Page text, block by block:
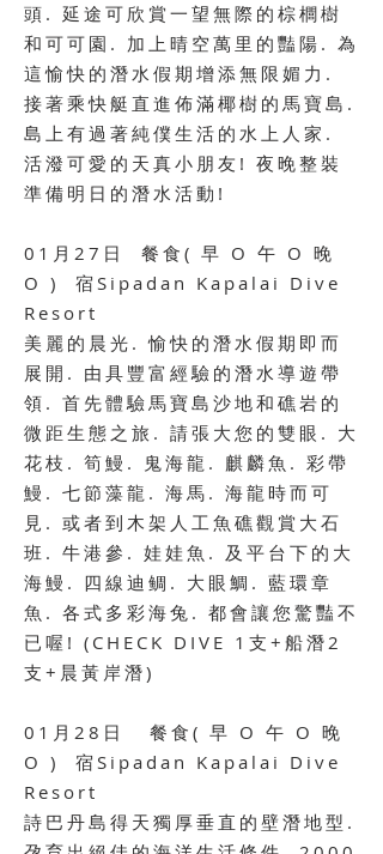
頭. 延途可欣賞一望無際的棕櫚樹
和可可園. 加上晴空萬里的豔陽. 為
這愉快的潛水假期增添無限媚力.
接著乘快艇直進佈滿椰樹的馬寶島.
島上有過著純僕生活的水上人家.
活潑可愛的天真小朋友! 夜晚整裝
準備明日的潛水活動!
01月27日 餐食 ( 早 O 午 O 晚
O ) 宿 Sipadan Kapalai Dive
Resort
美麗的晨光. 愉快的潛水假期即而
展開. 由具豐富經驗的潛水導遊帶
領. 首先體驗馬寶島沙地和礁岩的
微距生態之旅. 請張大您的雙眼. 大
花枝. 筍鰻. 鬼海龍. 麒麟魚. 彩帶
鰻. 七節藻龍. 海馬. 海龍時而可
見. 或者到木架人工魚礁觀賞大石
班. 牛港參. 娃娃魚. 及平台下的大
海鰻. 四線迪鲷. 大眼鯛. 藍環章
魚. 各式多彩海兔. 都會讓您驚豔不
已喔! (CHECK DIVE 1支+船潛2
支+晨黃岸潛)
01月28日 餐食 ( 早 O 午 O 晚
O ) 宿 Sipadan Kapalai Dive
Resort
詩巴丹島得天獨厚垂直的壁潛地型.